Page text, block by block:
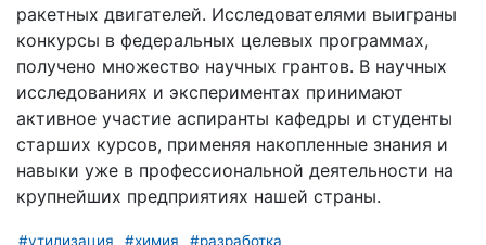
ракетных двигателей. Исследователями выиграны
конкурсы в федеральных целевых программах,
получено множество научных грантов. В научных
исследованиях и экспериментах принимают
активное участие аспиранты кафедры и студенты
старших курсов, применяя накопленные знания и
навыки уже в профессиональной деятельности на
крупнейших предприятиях нашей страны.
#утилизация #химия #разработка